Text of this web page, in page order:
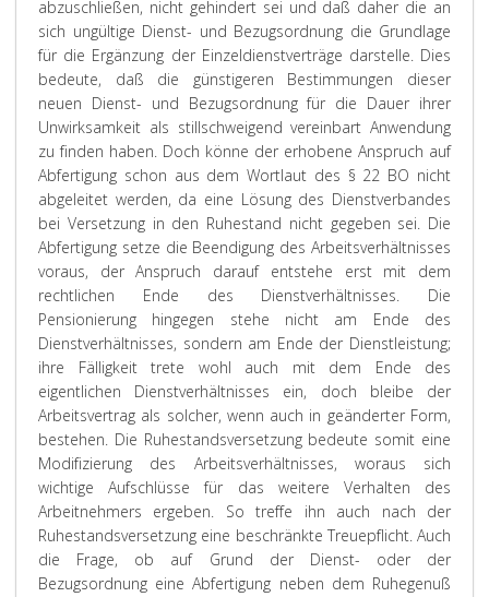
abzuschließen, nicht gehindert sei und daß daher die an
sich ungültige Dienst- und Bezugsordnung die Grundlage
für die Ergänzung der Einzeldienstverträge darstelle. Dies
bedeute, daß die günstigeren Bestimmungen dieser
neuen Dienst- und Bezugsordnung für die Dauer ihrer
Unwirksamkeit als stillschweigend vereinbart Anwendung
zu finden haben. Doch könne der erhobene Anspruch auf
Abfertigung schon aus dem Wortlaut des § 22 BO nicht
abgeleitet werden, da eine Lösung des Dienstverbandes
bei Versetzung in den Ruhestand nicht gegeben sei. Die
Abfertigung setze die Beendigung des Arbeitsverhältnisses
voraus, der Anspruch darauf entstehe erst mit dem
rechtlichen Ende des Dienstverhältnisses. Die
Pensionierung hingegen stehe nicht am Ende des
Dienstverhältnisses, sondern am Ende der Dienstleistung;
ihre Fälligkeit trete wohl auch mit dem Ende des
eigentlichen Dienstverhältnisses ein, doch bleibe der
Arbeitsvertrag als solcher, wenn auch in geänderter Form,
bestehen. Die Ruhestandsversetzung bedeute somit eine
Modifizierung des Arbeitsverhältnisses, woraus sich
wichtige Aufschlüsse für das weitere Verhalten des
Arbeitnehmers ergeben. So treffe ihn auch nach der
Ruhestandsversetzung eine beschränkte Treuepflicht. Auch
die Frage, ob auf Grund der Dienst- oder der
Bezugsordnung eine Abfertigung neben dem Ruhegenuß